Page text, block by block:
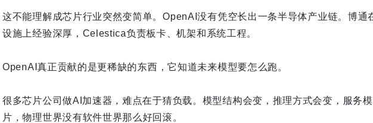
这不能理解成芯片行业突然变简单。OpenAI没有凭空长出一条半导体产业链。博通
设施上经验深厚，Celestica负责板卡、机架和系统工程。
OpenAI真正贡献的是更稀缺的东西，它知道未来模型要怎么跑。
很多芯片公司做AI加速器，难点在于猜负载。模型结构会变，推理方式会变，服务
片，物理世界没有软件世界那么好回滚。